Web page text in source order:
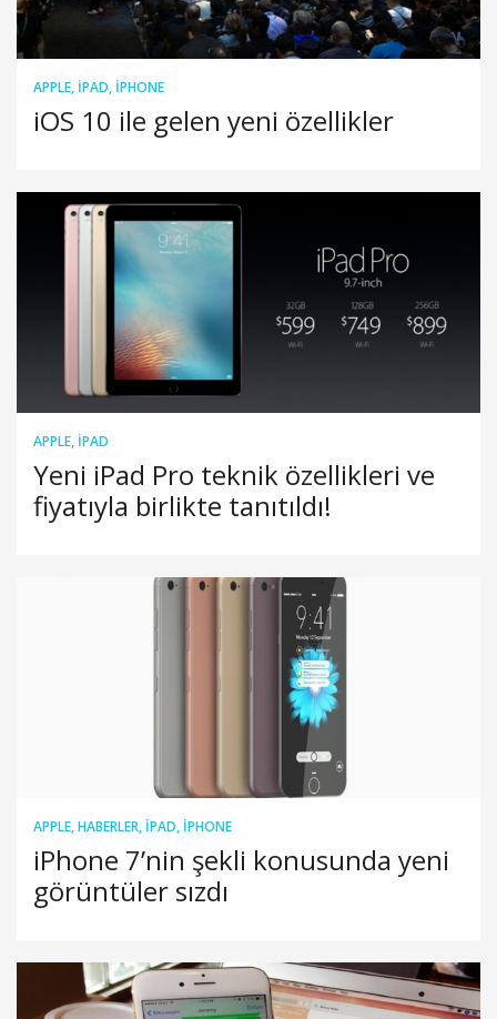
APPLE, IPAD, IPHONE
iOS 10 ile gelen yeni özellikler
APPLE, IPAD
Yeni iPad Pro teknik özellikleri ve
fiyatıyla birlikte tanıtıldı!
APPLE,HABERLER, IPAD, IPHONE
iPhone 7’nin şekli konusunda yeni
görüntüler sızdı